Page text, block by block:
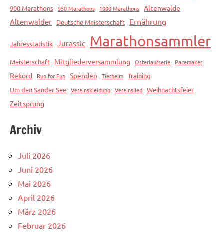
900 Marathons 950 Marathons 1000 Marathons Altenwalde
Altenwalder Deutsche Meisterschaft Ernährung
Jahresstatistik Jurassic Marathonsammler
Meisterschaft Mitgliederversammlung Osterlaufserie Pacemaker
Rekord Run for Fun Spenden Tierheim Training
Um den Sander See Vereinskleidung Vereinslied Weihnachtsfeier
Zeitsprung
Archiv
Juli 2026
Juni 2026
Mai 2026
April 2026
März 2026
Februar 2026